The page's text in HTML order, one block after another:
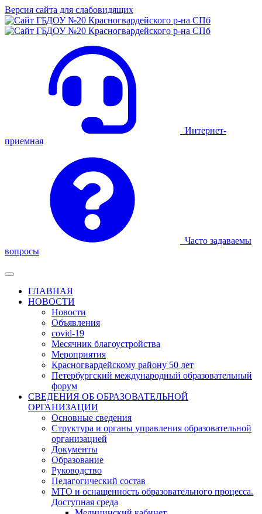
Версия сайта для слабовидящих
Интернет-
приемная
Часто задаваемы
вопросы
ГЛАВНАЯ
НОВОСТИ
Новости
Объявления
covid-19
Месячник благоустройства
Мероприятия
Красногвардейскому району 50 лет
Петербургский международный образовательный
форум
СВЕДЕНИЯ ОБ ОБРАЗОВАТЕЛЬНОЙ
ОРГАНИЗАЦИИ
Основные сведения
Структура и органы управления образовательной
организацией
Документы
Образование
Руководство
Педагогический состав
МТО и оснащенность образовательного процесса.
Доступная среда